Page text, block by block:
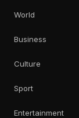
World
Business
Culture
Sport
Entertainment